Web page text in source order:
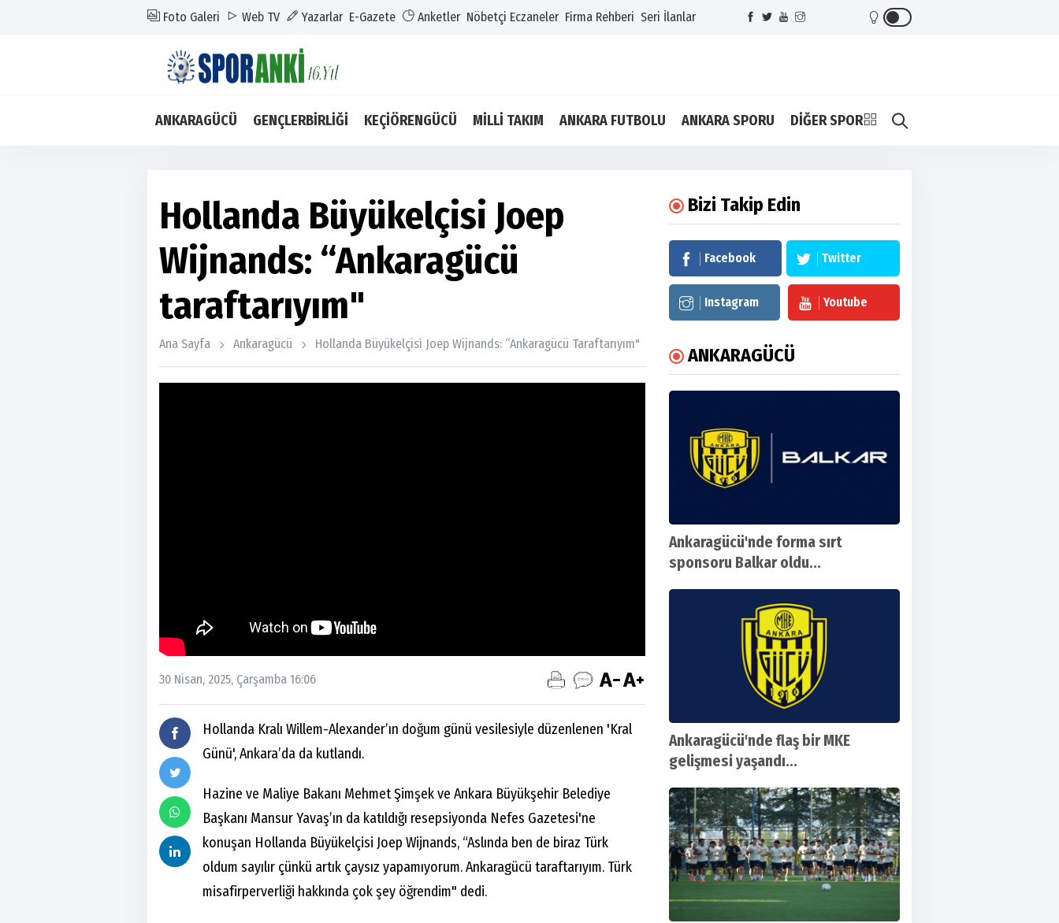
Foto Galeri Web TV Yazarlar E-Gazete Anketler Nöbetçi Eczaneler Firma Rehberi Seri İlanlar
ANKARAGÜCÜ GENÇLERBİRLİĞİ KEÇİÖRENGÜCÜ MİLLİ TAKIM ANKARA FUTBOLU ANKARA SPORU DİĞER SPOR
Hollanda Büyükelçisi Joep
Wijnands: “Ankaragücü
taraftarıyım"
Ana Sayfa Ankaragücü Hollanda Büyükelçisi Joep Wijnands: “Ankaragücü Taraftarıyım"
30 Nisan, 2025, Çarşamba 16:06
Hollanda Kralı Willem-Alexander’ın doğum günü vesilesiyle düzenlenen 'Kral
Günü', Ankara’da da kutlandı.
Hazine ve Maliye Bakanı Mehmet Şimşek ve Ankara Büyükşehir Belediye
Başkanı Mansur Yavaş’ın da katıldığı resepsiyonda Nefes Gazetesi'ne
konuşan Hollanda Büyükelçisi Joep Wijnands, “Aslında ben de biraz Türk
oldum sayılır çünkü artık çaysız yapamıyorum. Ankaragücü taraftarıyım. Türk
misafirperverliği hakkında çok şey öğrendim" dedi.
Bizi Takip Edin
Facebook Twitter
Instagram Youtube
ANKARAGÜCÜ
Ankaragücü'nde forma sırt
sponsoru Balkar oldu...
Ankaragücü'nde flaş bir MKE
gelişmesi yaşandı...